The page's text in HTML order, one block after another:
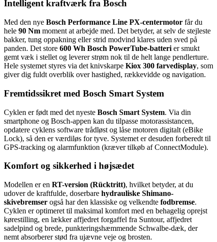
Intelligent kraftværk fra Bosch
Med den nye Bosch Performance Line PX-centermotor får du
hele 90 Nm moment at arbejde med. Det betyder, at selv de stejleste
bakker, tung oppakning eller strid modvind klares uden sved på
panden. Det store 600 Wh Bosch PowerTube-batteri er smukt
gemt væk i stellet og leverer strøm nok til de helt lange pendlerture.
Hele systemet styres via det knivskarpe Kiox 300 farvedisplay, som
giver dig fuldt overblik over hastighed, rækkevidde og navigation.
Fremtidssikret med Bosch Smart System
Cyklen er født med det nyeste Bosch Smart System. Via din
smartphone og Bosch-appen kan du tilpasse motorassistancen,
opdatere cyklens software trådløst og låse motoren digitalt (eBike
Lock), så den er værdiløs for tyve. Systemet er desuden forberedt til
GPS-tracking og alarmfunktion (kræver tilkøb af ConnectModule).
Komfort og sikkerhed i højsædet
Modellen er en RT-version (Rücktritt), hvilket betyder, at du
udover de kraftfulde, doserbare hydrauliske Shimano-
skivebremser også har den klassiske og velkendte fodbremse.
Cyklen er optimeret til maksimal komfort med en behagelig oprejst
kørestilling, en lækker affjedret forgaffel fra Suntour, affjedret
sadelpind og brede, punkteringshæmmende Schwalbe-dæk, der
nemt absorberer stød fra ujævne veje og brosten.